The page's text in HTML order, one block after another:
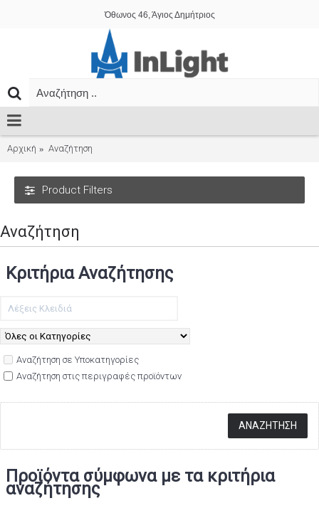
Όθωνος 46, Άγιος Δημήτριος
Αρχική Αναζήτηση
Product Filters
Αναζήτηση
Κριτήρια Αναζήτησης
Αναζήτηση σε Υποκατηγορίες
Αναζήτηση στις περιγραφές προϊόντων
Προϊόντα σύμφωνα με τα κριτήρια
αναζήτησης